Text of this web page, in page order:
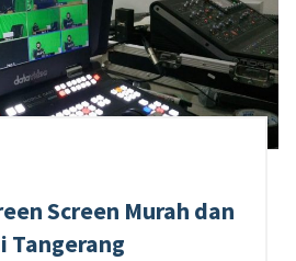
Screen Murah dan
Tangerang